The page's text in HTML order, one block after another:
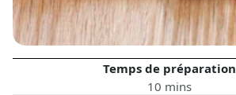
Temps de préparation
10 mins